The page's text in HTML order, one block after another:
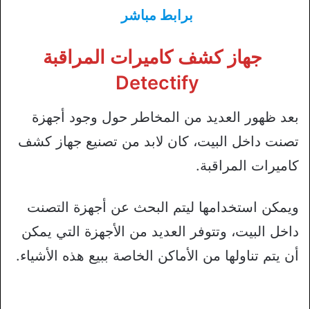
برابط مباشر
جهاز كشف كاميرات المراقبة
Detectify
بعد ظهور العديد من المخاطر حول وجود أجهزة
تصنت داخل البيت، كان لابد من تصنيع جهاز كشف
كاميرات المراقبة.
ويمكن استخدامها ليتم البحث عن أجهزة التصنت
داخل البيت، وتتوفر العديد من الأجهزة التي يمكن
أن يتم تناولها من الأماكن الخاصة ببيع هذه الأشياء.